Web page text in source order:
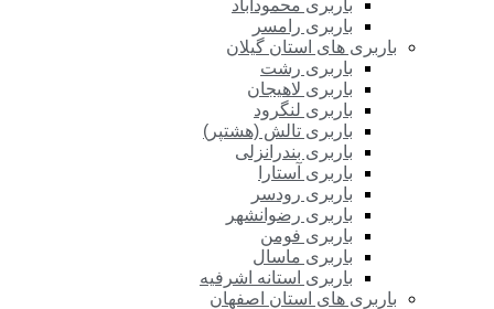
باربری محمودآباد
باربری رامسر
باربری های استان گیلان
باربری رشت
باربری لاهیجان
باربری لنگرود
باربری تالش (هشتپر)
باربری بندرانزلی
باربری آستارا
باربری رودسر
باربری رضوانشهر
باربری فومن
باربری ماسال
باربری استانه اشرفیه
باربری های استان اصفهان